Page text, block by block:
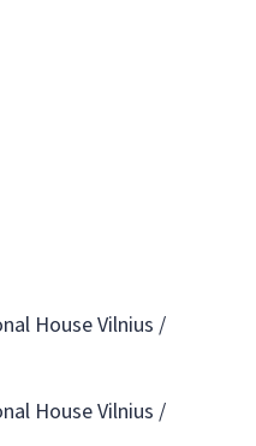
House Vilnius /
House Vilnius /